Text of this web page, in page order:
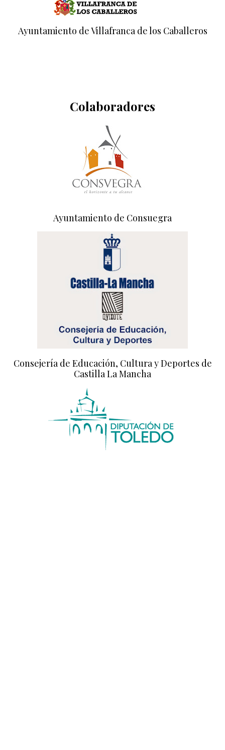
Ayuntamiento de Villafranca de los Caballeros
Colaboradores
Ayuntamiento de Consuegra
Consejería de Educación, Cultura y Deportes de
Castilla La Mancha